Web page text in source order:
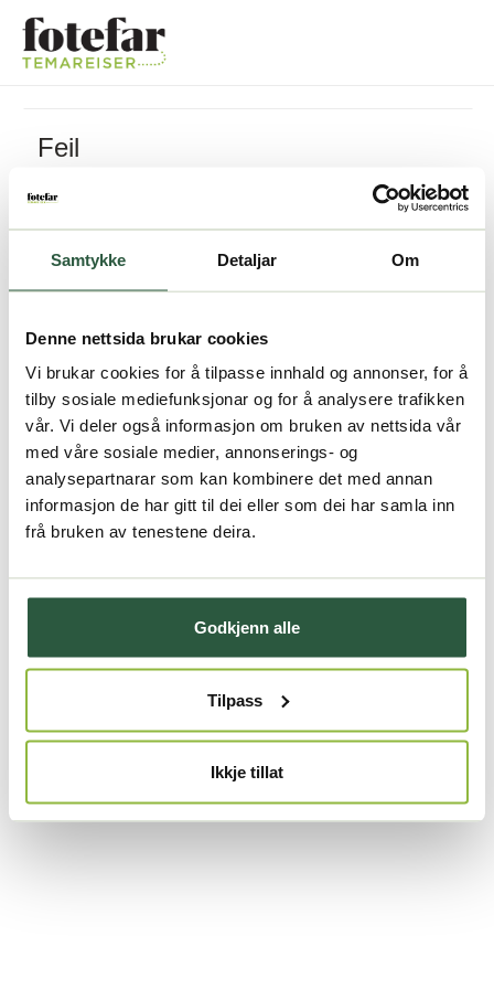
Samtykke Detaljar Om
Denne nettsida brukar cookies
Vi brukar cookies for å tilpasse innhald og annonser, for å
tilby sosiale mediefunksjonar og for å analysere trafikken
vår. Vi deler også informasjon om bruken av nettsida vår
med våre sosiale medier, annonserings- og
analysepartnarar som kan kombinere det med annan
informasjon de har gitt til dei eller som dei har samla inn
frå bruken av tenestene deira.
Godkjenn alle
Tilpass
Ikkje tillat
Feil
Pakken kan ikke bestilles